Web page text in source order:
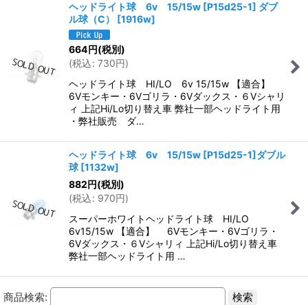
ヘッドライト球 6v 15/15w [P15d25-1] ダブ
ル球（C）
[1916w]
664円(税別)
(税込: 730円)
ヘッドライト球 HI/LO 6v 15/15w 【適合】
6Vモンキー・6Vゴリラ・6Vダックス・６Vシャリ
ィ 上記Hi/Lo切り替え車 弊社一部ヘッドライト用
・弊社販売 ダ…
ヘッドライト球 6v 15/15w [P15d25-1]ダブル
球 [1132w]
882円(税別)
(税込: 970円)
スーパーホワイトヘッドライト球 HI/LO
6v15/15w 【適合】 6Vモンキー・6Vゴリラ・
6Vダックス・６Vシャリィ 上記Hi/Lo切り替え車
弊社一部ヘッドライト用 …
商品検索: